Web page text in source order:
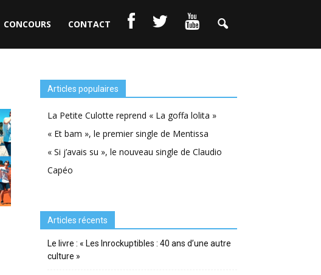
CONCOURS CONTACT
Articles populaires
La Petite Culotte reprend « La goffa lolita »
« Et bam », le premier single de Mentissa
« Si j’avais su », le nouveau single de Claudio
Capéo
Articles récents
Le livre : « Les Inrockuptibles : 40 ans d’une autre
culture »